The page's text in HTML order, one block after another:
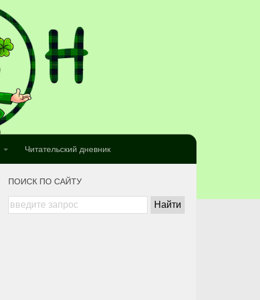
Читательский дневник
ПОИСК ПО САЙТУ